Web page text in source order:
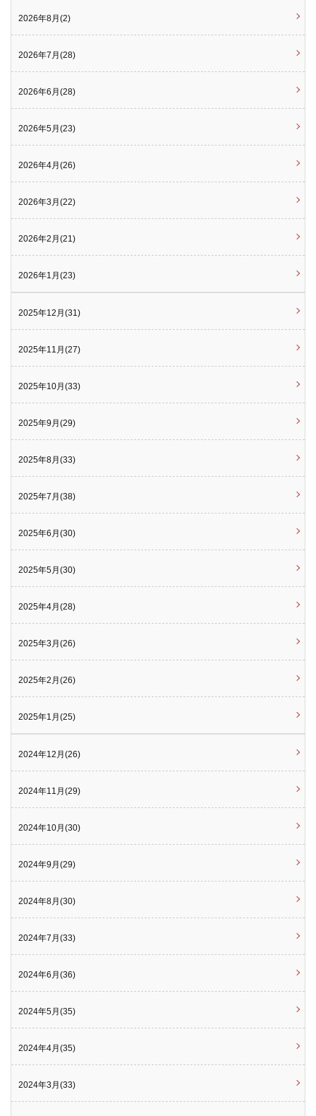
2026年8月(2)
2026年7月(28)
2026年6月(28)
2026年5月(23)
2026年4月(26)
2026年3月(22)
2026年2月(21)
2026年1月(23)
2025年12月(31)
2025年11月(27)
2025年10月(33)
2025年9月(29)
2025年8月(33)
2025年7月(38)
2025年6月(30)
2025年5月(30)
2025年4月(28)
2025年3月(26)
2025年2月(26)
2025年1月(25)
2024年12月(26)
2024年11月(29)
2024年10月(30)
2024年9月(29)
2024年8月(30)
2024年7月(33)
2024年6月(36)
2024年5月(35)
2024年4月(35)
2024年3月(33)